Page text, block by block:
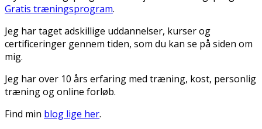
Gratis træningsprogram.
Jeg har taget adskillige uddannelser, kurser og
certificeringer gennem tiden, som du kan se på siden om
mig.
Jeg har over 10 års erfaring med træning, kost, personlig
træning og online forløb.
Find min blog lige her.